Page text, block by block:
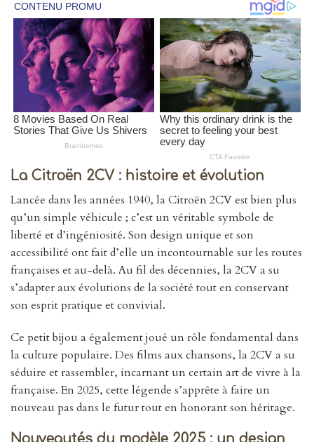
La Citroën 2CV : histoire et évolution
Lancée dans les années 1940, la Citroën 2CV est bien plus
qu’un simple véhicule ; c’est un véritable symbole de
liberté et d’ingéniosité. Son design unique et son
accessibilité ont fait d’elle un incontournable sur les routes
françaises et au-delà. Au fil des décennies, la 2CV a su
s’adapter aux évolutions de la société tout en conservant
son esprit pratique et convivial.
Ce petit bijou a également joué un rôle fondamental dans
la culture populaire. Des films aux chansons, la 2CV a su
séduire et rassembler, incarnant un certain art de vivre à la
française. En 2025, cette légende s’apprête à faire un
nouveau pas dans le futur tout en honorant son héritage.